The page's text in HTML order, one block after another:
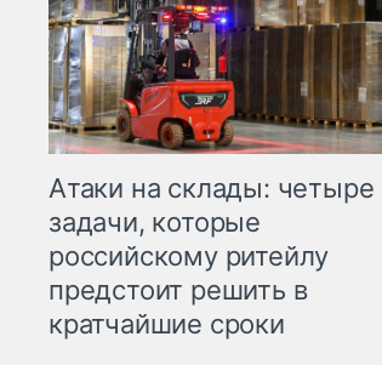
Атаки на склады: четыре
задачи, которые
российскому ритейлу
предстоит решить в
кратчайшие сроки